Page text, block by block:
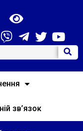
зв’язок